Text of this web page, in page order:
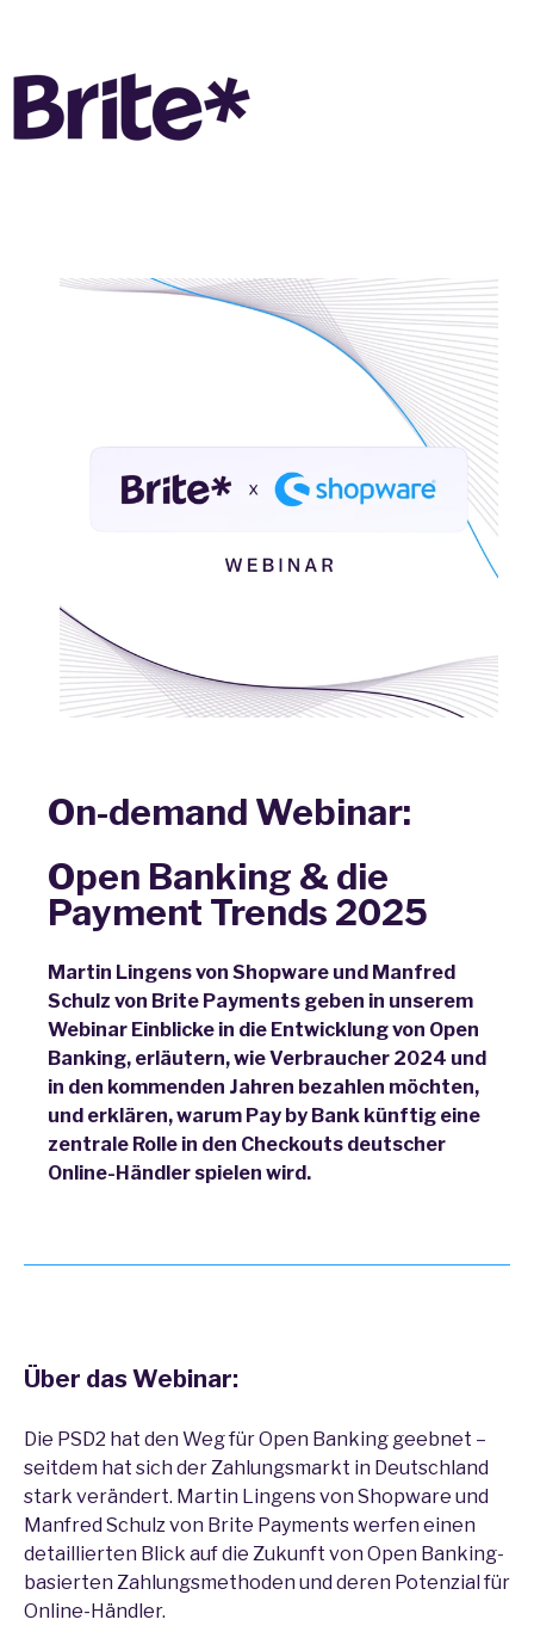
On-demand Webinar:
Open Banking & die
Payment Trends 2025
Martin Lingens von Shopware und Manfred
Schulz von Brite Payments geben in unserem
Webinar Einblicke in die Entwicklung von Open
Banking, erläutern, wie Verbraucher 2024 und
in den kommenden Jahren bezahlen möchten,
und erklären, warum Pay by Bank künftig eine
zentrale Rolle in den Checkouts deutscher
Online-Händler spielen wird.
Über das Webinar:
Die PSD2 hat den Weg für Open Banking geebnet –
seitdem hat sich der Zahlungsmarkt in Deutschland
stark verändert. Martin Lingens von Shopware und
Manfred Schulz von Brite Payments werfen einen
detaillierten Blick auf die Zukunft von Open Banking-
basierten Zahlungsmethoden und deren Potenzial für
Online-Händler.